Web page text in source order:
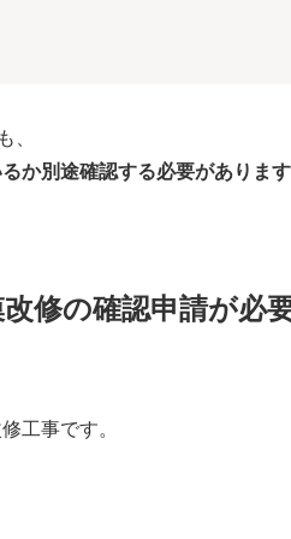
か別途確認する必要があります
修の確認申請が必
工事です。